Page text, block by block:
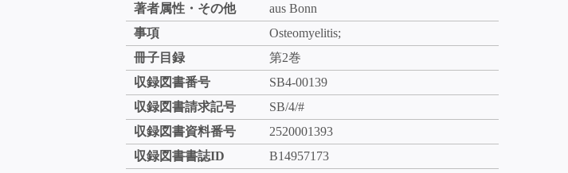
著者属性・その他
aus Bonn
事項
Osteomyelitis;
冊子目録
第2巻
収録図書番号
SB4-00139
収録図書請求記号
SB/4/#
収録図書資料番号
2520001393
収録図書書誌ID
B14957173